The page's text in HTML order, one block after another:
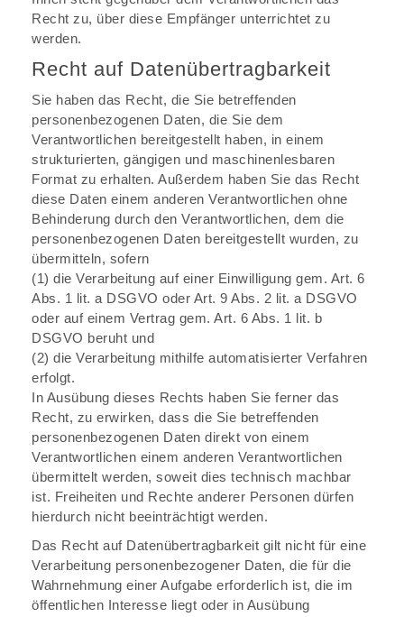
Recht zu, über diese Empfänger unterrichtet zu
werden.
Recht auf Datenübertragbarkeit
Sie haben das Recht, die Sie betreffenden
personenbezogenen Daten, die Sie dem
Verantwortlichen bereitgestellt haben, in einem
strukturierten, gängigen und maschinenlesbaren
Format zu erhalten. Außerdem haben Sie das Recht
diese Daten einem anderen Verantwortlichen ohne
Behinderung durch den Verantwortlichen, dem die
personenbezogenen Daten bereitgestellt wurden, zu
übermitteln, sofern
(1) die Verarbeitung auf einer Einwilligung gem. Art. 6
Abs. 1 lit. a DSGVO oder Art. 9 Abs. 2 lit. a DSGVO
oder auf einem Vertrag gem. Art. 6 Abs. 1 lit. b
DSGVO beruht und
(2) die Verarbeitung mithilfe automatisierter Verfahren
erfolgt.
In Ausübung dieses Rechts haben Sie ferner das
Recht, zu erwirken, dass die Sie betreffenden
personenbezogenen Daten direkt von einem
Verantwortlichen einem anderen Verantwortlichen
übermittelt werden, soweit dies technisch machbar
ist. Freiheiten und Rechte anderer Personen dürfen
hierdurch nicht beeinträchtigt werden.
Das Recht auf Datenübertragbarkeit gilt nicht für eine
Verarbeitung personenbezogener Daten, die für die
Wahrnehmung einer Aufgabe erforderlich ist, die im
öffentlichen Interesse liegt oder in Ausübung